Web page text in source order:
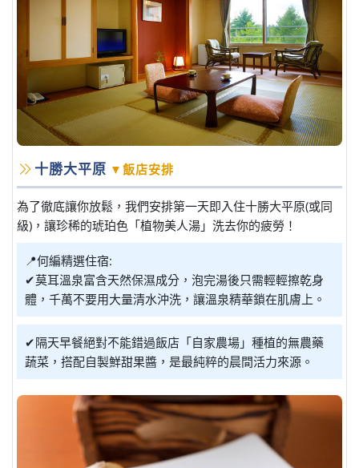
十勝大平原 ▼飯店安排
為了徹底讓你放鬆，我們安排第一天即入住十勝大平原(或同
級)，讓珍稀的琥珀色「植物美人湯」洗去你的疲勞！
📍何編精選住宿:
✔莫耳溫泉富含天然保濕成分，泡完湯後只需輕輕擦乾身
體，千萬不要用大量清水沖洗，讓溫泉精華鎖在肌膚上。
✔隔天早餐絕對不能錯過飯店「自家農場」種植的無農藥
蔬菜，搭配自製鮮甜果醬，是最純粹的晨間活力來源。